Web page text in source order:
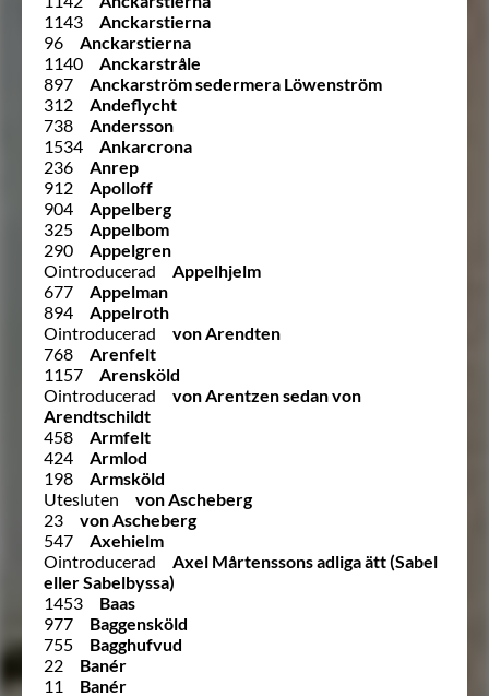
1143
Anckarstierna
96
Anckarstierna
1140
Anckarstråle
897
Anckarström sedermera Löwenström
312
Andeflycht
738
Andersson
1534
Ankarcrona
236
Anrep
912
Apolloff
904
Appelberg
325
Appelbom
290
Appelgren
Ointroducerad
Appelhjelm
677
Appelman
894
Appelroth
Ointroducerad
von Arendten
768
Arenfelt
1157
Arensköld
Ointroducerad
von Arentzen sedan von
Arendtschildt
458
Armfelt
424
Armlod
198
Armsköld
Utesluten
von Ascheberg
23
von Ascheberg
547
Axehielm
Ointroducerad
Axel Mårtenssons adliga ätt (Sabel
eller Sabelbyssa)
1453
Baas
977
Baggensköld
755
Bagghufvud
22
Banér
11
Banér